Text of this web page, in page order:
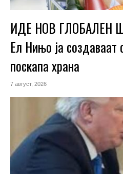
ИДЕ НОВ ГЛОБАЛЕН
Ел Нињо ја создаваат
поскапа храна
7 август, 2026